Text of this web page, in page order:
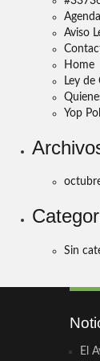
Agenda
Aviso
Home
Ley de
Yop
Sin
El